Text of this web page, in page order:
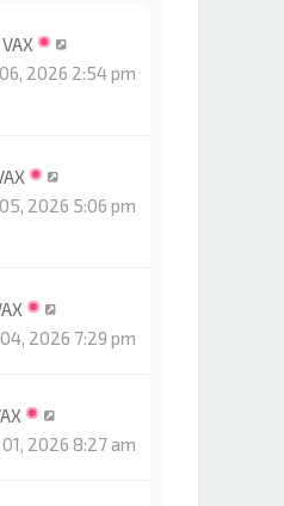
VAX
2026 2:54 pm
2026 5:06 pm
2026 7:29 pm
2026 8:27 am